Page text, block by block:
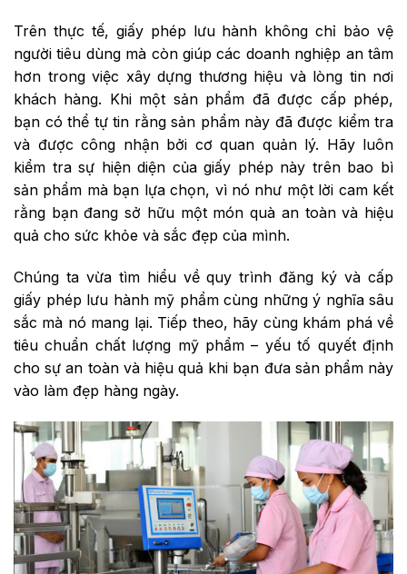
Trên thực tế, giấy phép lưu hành không chỉ bảo vệ
người tiêu dùng mà còn giúp các doanh nghiệp an tâm
hơn trong việc xây dựng thương hiệu và lòng tin nơi
khách hàng. Khi một sản phẩm đã được cấp phép,
bạn có thể tự tin rằng sản phẩm này đã được kiểm tra
và được công nhận bởi cơ quan quản lý. Hãy luôn
kiểm tra sự hiện diện của giấy phép này trên bao bì
sản phẩm mà bạn lựa chọn, vì nó như một lời cam kết
rằng bạn đang sở hữu một món quà an toàn và hiệu
quả cho sức khỏe và sắc đẹp của mình.
Chúng ta vừa tìm hiểu về quy trình đăng ký và cấp
giấy phép lưu hành mỹ phẩm cùng những ý nghĩa sâu
sắc mà nó mang lại. Tiếp theo, hãy cùng khám phá về
tiêu chuẩn chất lượng mỹ phẩm – yếu tố quyết định
cho sự an toàn và hiệu quả khi bạn đưa sản phẩm này
vào làm đẹp hàng ngày.